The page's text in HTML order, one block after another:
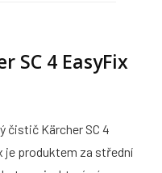
SC 4 EasyFix
čistič Kärcher SC 4
je produktem za střední